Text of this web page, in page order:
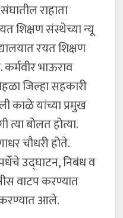
राहाता
शिक्षण संस्थेच्या न्यू
रयत शिक्षण
भाऊराव
जिल्हा सहकारी
काळे यांच्या प्रमुख
त्या बोलत होत्या.
चौधरी होते.
उद्घाटन, निबंध व
वाटप करण्यात
करण्यात आले.